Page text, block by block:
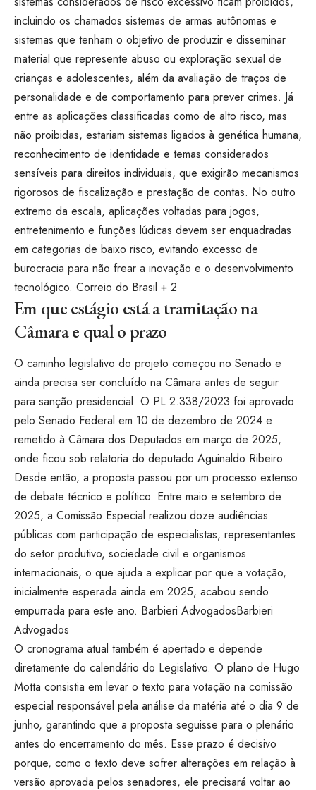
incluindo os chamados sistemas de armas autônomas e
sistemas que tenham o objetivo de produzir e disseminar
material que represente abuso ou exploração sexual de
crianças e adolescentes, além da avaliação de traços de
personalidade e de comportamento para prever crimes. Já
entre as aplicações classificadas como de alto risco, mas
não proibidas, estariam sistemas ligados à genética humana,
reconhecimento de identidade e temas considerados
sensíveis para direitos individuais, que exigirão mecanismos
rigorosos de fiscalização e prestação de contas. No outro
extremo da escala, aplicações voltadas para jogos,
entretenimento e funções lúdicas devem ser enquadradas
em categorias de baixo risco, evitando excesso de
burocracia para não frear a inovação e o desenvolvimento
tecnológico. Correio do Brasil + 2
Em que estágio está a tramitação na
Câmara e qual o prazo
O caminho legislativo do projeto começou no Senado e
ainda precisa ser concluído na Câmara antes de seguir
para sanção presidencial. O PL 2.338/2023 foi aprovado
pelo Senado Federal em 10 de dezembro de 2024 e
remetido à Câmara dos Deputados em março de 2025,
onde ficou sob relatoria do deputado Aguinaldo Ribeiro.
Desde então, a proposta passou por um processo extenso
de debate técnico e político. Entre maio e setembro de
2025, a Comissão Especial realizou doze audiências
públicas com participação de especialistas, representantes
do setor produtivo, sociedade civil e organismos
internacionais, o que ajuda a explicar por que a votação,
inicialmente esperada ainda em 2025, acabou sendo
empurrada para este ano. Barbieri AdvogadosBarbieri
Advogados
O cronograma atual também é apertado e depende
diretamente do calendário do Legislativo. O plano de Hugo
Motta consistia em levar o texto para votação na comissão
especial responsável pela análise da matéria até o dia 9 de
junho, garantindo que a proposta seguisse para o plenário
antes do encerramento do mês. Esse prazo é decisivo
porque, como o texto deve sofrer alterações em relação à
versão aprovada pelos senadores, ele precisará voltar ao